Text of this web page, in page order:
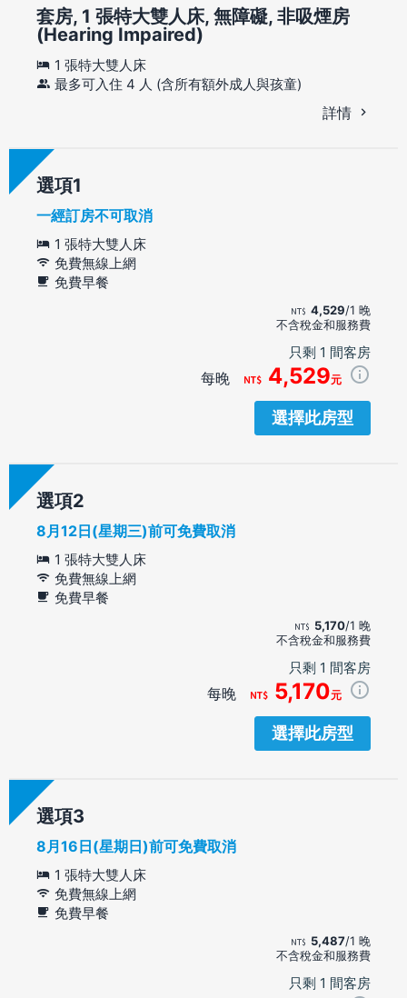
套房, 1 張特大雙人床, 無障礙, 非吸煙房
(Hearing Impaired)
1 張特大雙人床
最多可入住 4 人 (含所有額外成人與孩童)
詳情
選項
一經訂房不可取消
1 張特大雙人床
免費無線上網
免費早餐
4,529/1 晚
不含稅金和服務費
只剩 1 間客房
每晚 4,529元
選擇此房型
選項
8月12日(星期三)前可免費取消
1 張特大雙人床
免費無線上網
免費早餐
5,170/1 晚
不含稅金和服務費
只剩 1 間客房
每晚 5,170元
選擇此房型
選項
8月16日(星期日)前可免費取消
1 張特大雙人床
免費無線上網
免費早餐
5,487/1 晚
不含稅金和服務費
只剩 1 間客房